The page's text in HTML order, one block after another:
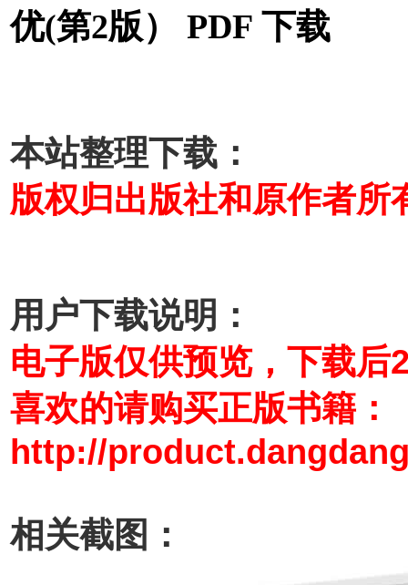
优(第2版） PDF 下载
本站整理下载：
版权归出版社和原作者
用户下载说明：
电子版仅供预览，下载
喜欢的请购买正版书籍：
http://
相关截图：